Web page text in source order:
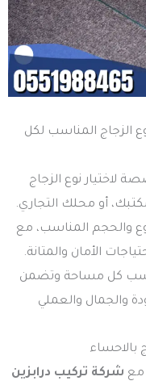
الزجاج المناسب لكل
لاختيار نوع الزجاج
أو محلك التجاري.
والحجم المناسب، مع
الأمان والمتانة.
كل مساحة وتضمن
والجمال والعملي
بالاحساء
مع شركة تركيب درابزين